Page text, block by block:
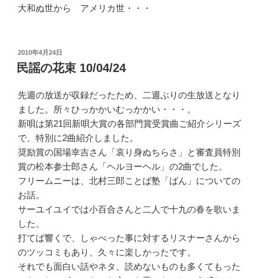
大和ぬ世から アメリカ世・・・
投
稿
日:
2010年4月24日
民謡の花束 10/04/24
先週の放送が収録だったため、二週ぶりの生放送となり
ました。所々ひっかかいむっかかい・・・。
新唄は第21回新唄大賞の各部門賞受賞曲ご紹介シリーズ
で、特別に2曲紹介しました。
奨励賞の国場幸吉さん「哀り身ぬちらさ」と審査員特別
賞の松本参士郎さん「ヘルヨーヘル」の2曲でした。
フリームニーは、北村三郎ことば塾「ばん」についての
お話。
サーユイユイでは小百合さんと二人で十九の春を歌いま
した。
打てば響くで、しゃべった事に対するリスナーさんから
のツッコミもあり、久々に楽しかったです。
それでも面白い話やネタ、読めないものも多くてもった